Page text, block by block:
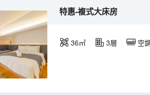
特惠-複式大床房
36㎡ 3層 空